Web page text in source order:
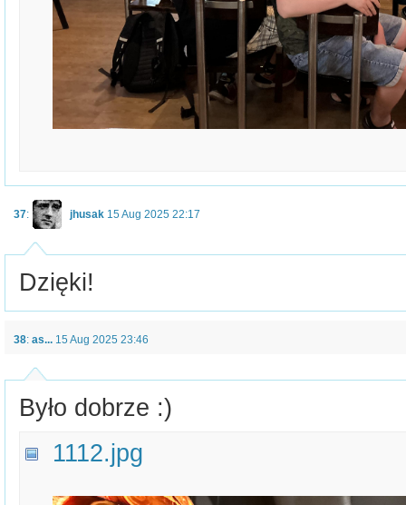
37: jhusak 15 Aug 2025 22:17
Dzięki!
38: as... 15 Aug 2025 23:46
Było dobrze :)
1112.jpg